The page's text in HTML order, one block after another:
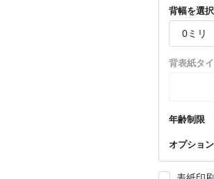
背幅を選
背表紙タ
年齢制限
オプション